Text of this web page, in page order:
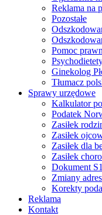
Reklama na
Pozostałe
Pomoc
Ginekolog
Tłumacz
Sprawy urzędowe
Kalkulator
Podatek
Zasiłek
Zasiłek
Zasiłek dla
Zasiłek
Dokument
Zmiany
Korekty
Reklama
Kontakt